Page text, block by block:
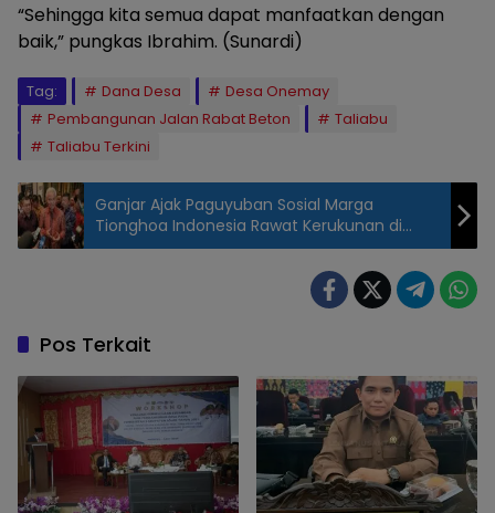
“Sehingga kita semua dapat manfaatkan dengan
baik,” pungkas Ibrahim. (Sunardi)
Tag: Dana Desa
Desa Onemay
Pembangunan Jalan Rabat Beton
Taliabu
Taliabu Terkini
Ganjar Ajak Paguyuban Sosial Marga
Tionghoa Indonesia Rawat Kerukunan di
Indonesia
Pos Terkait